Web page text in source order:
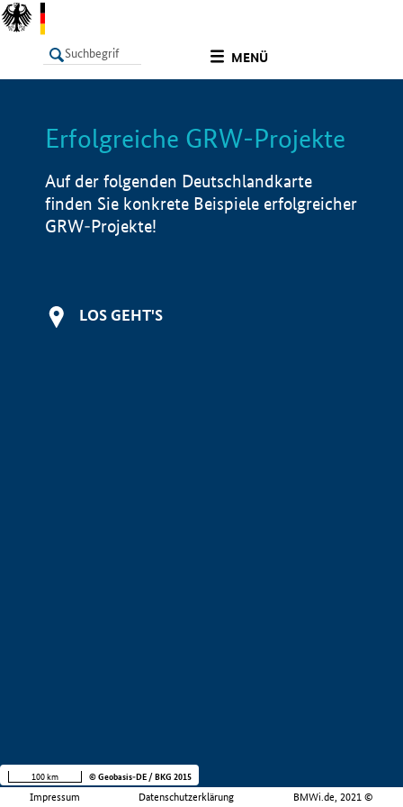
MENÜ
LISTE Info
Erfolgreiche GRW-Projekte
Auf der folgenden Deutschlandkarte
finden Sie konkrete Beispiele erfolgreicher
GRW-Projekte!
LOS GEHT'S
Impressum Datenschutzerklärung BMWi.de, 2021 ©
100 km © Geobasis-DE / BKG 2015